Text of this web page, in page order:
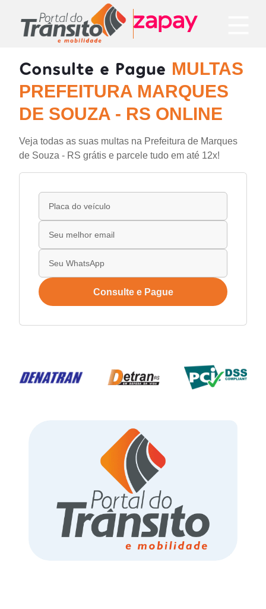
Consulte e Pague MULTAS
PREFEITURA MARQUES
DE SOUZA - RS ONLINE
Veja todas as suas multas na Prefeitura de Marques
de Souza - RS grátis e parcele tudo em até 12x!
Consulte e Pague